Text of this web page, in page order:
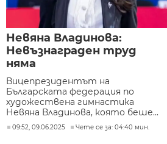
Невяна Владинова:
Невъзнаграден труд
няма
Вицепрезидентът на
Българската федерация по
художествена гимнастика
Невяна Владинова, която беше...
09:52, 09.06.2025 Чете се за: 04:40 мин.